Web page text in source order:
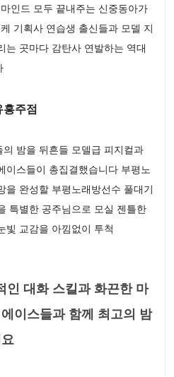
인드 모두 끝내주는 신중동아가
기획사 연습생 출신들과 모델 지
는 곳마다 감탄사 연발하는 역대
주점
밤을 뒤흔들 모델급 피지컬과
이스들이 총집결했습니다 부평노
을 완성할 부평노래방선수 풀대기
특별한 공주님으로 모실 젠틀한
빛 교감을 아낌없이 투척
인 대화 스킬과 화끈한 마
이스들과 함께 최고의 밤